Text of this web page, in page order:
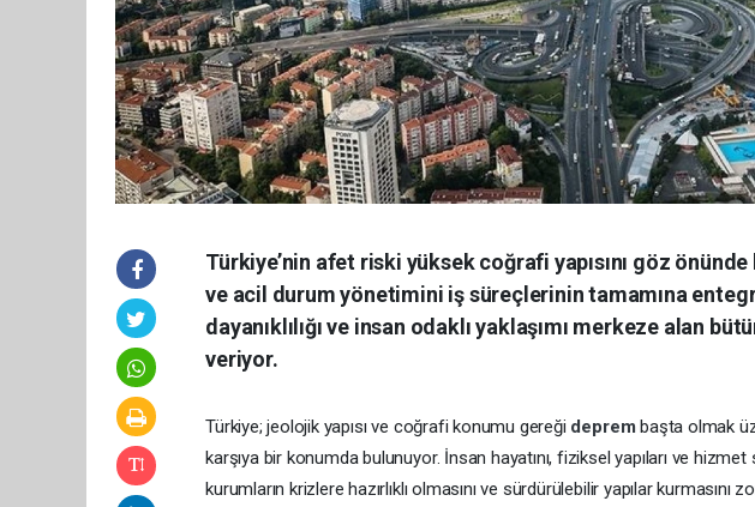
Türkiye’nin afet riski yüksek coğrafi yapısını göz
ve acil durum yönetimini iş süreçlerinin tamamına
dayanıklılığı ve insan odaklı yaklaşımı merkeze alan
veriyor.
Türkiye; jeolojik yapısı ve coğrafi konumu gereği deprembaşta olmak
karşıya bir konumda bulunuyor. İnsan hayatını, fiziksel yapıları ve
kurumların krizlere hazırlıklı olmasını ve sürdürülebilir yapılar kurmasını